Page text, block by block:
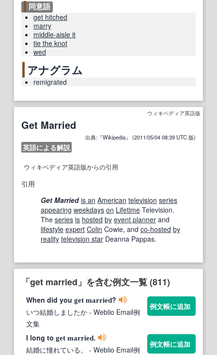
同意語
get hitched
marry
middle-aisle it
tie the knot
wed
アナグラム
remigrated
ウィキペディア英語版
Get Married
出典:『Wikipedia』 (2011/05/04 08:39 UTC 版)
英語による解説
ウィキペディア英語版からの引用
引用
Get Married is an American television series
appearing weekdays on Lifetime Television.
The series is hosted by event planner and
lifestyle expert Colin Cowie, and co-hosted by
reality television star Deanna Pappas.
「get married」を含む例文一覧 (811)
When did you get married?
いつ結婚しましたか - Weblio Email例
文集
例文帳に追加
I long to get married.
結婚に憧れている。
- Weblio Email例
例文帳に追加